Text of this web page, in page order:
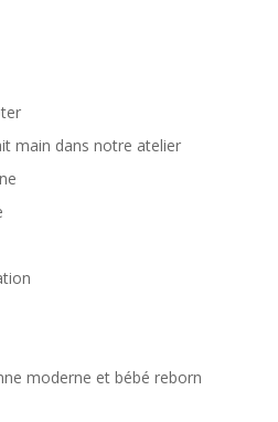
main dans notre atelier
moderne et bébé reborn